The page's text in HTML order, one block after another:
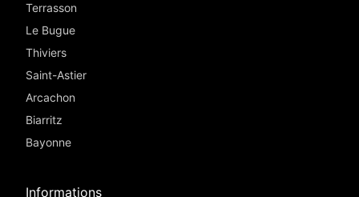
Terrasson
Le Bugue
Thiviers
Saint-Astier
Arcachon
Biarritz
Bayonne
Informations